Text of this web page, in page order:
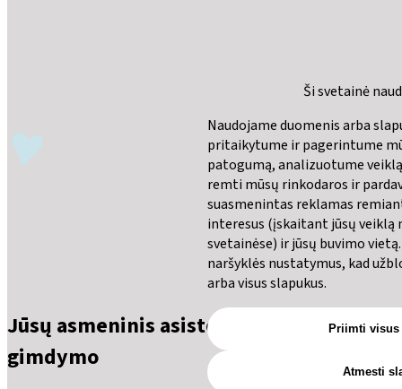
Jūsų asmeninis asistentas prieš ir po
gimdymo
Ši svetainė
Naudojame duomenis arba
pritaikytume ir pagerintume
patogumą, analizuotume
remti mūsų rinkodaros ir
suasmenintas reklamas
interesus (įskaitant jūsų veiklą
svetainėse) ir jūsų buvimo
naršyklės nustatymus, kad
arba visus slapukus.
Priimti visus
Atmesti